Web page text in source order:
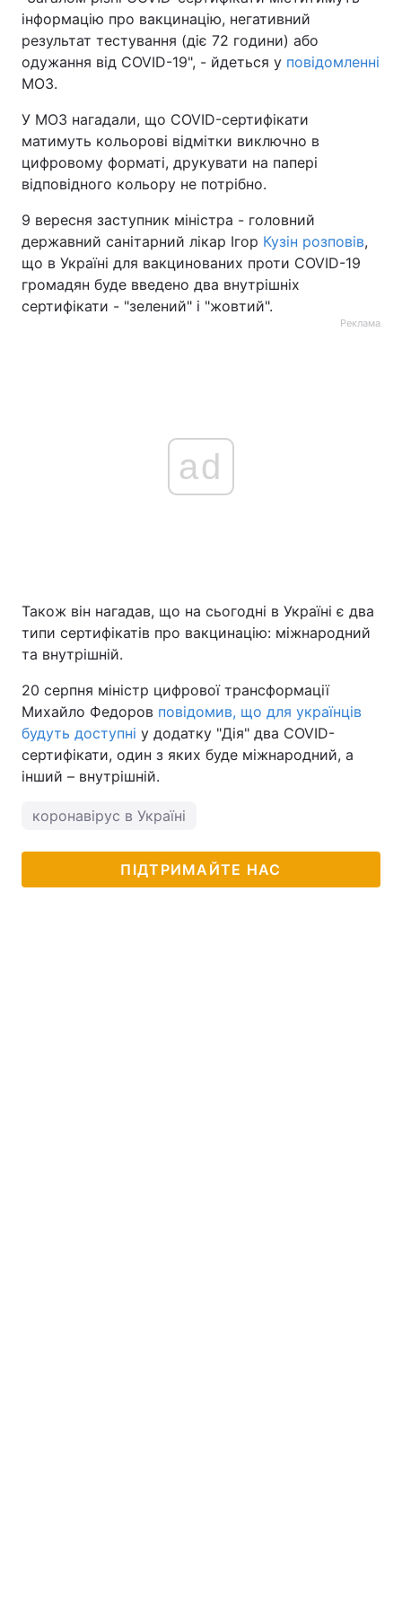
Тема оформлення
інформацію про вакцинацію, негативний
результат тестування (діє 72 години) або
одужання від COVID-19", - йдеться у повідомленні
МОЗ.
У МОЗ нагадали, що COVID-сертифікати
матимуть кольорові відмітки виключно в
цифровому форматі, друкувати на папері
відповідного кольору не потрібно.
9 вересня заступник міністра - головний
державний санітарний лікар Ігор Кузін розповів,
що в Україні для вакцинованих проти COVID-19
громадян буде введено два внутрішніх
сертифікати - "зелений" і "жовтий".
Реклама
ad
Також він нагадав, що на сьогодні в Україні є два
типи сертифікатів про вакцинацію: міжнародний
та внутрішній.
20 серпня міністр цифрової трансформації
Михайло Федоров повідомив, що для українців
будуть доступні у додатку "Дія" два COVID-
сертифікати, один з яких буде міжнародний, а
інший – внутрішній.
коронавірус в Україні
ПІДТРИМАЙТЕ НАС